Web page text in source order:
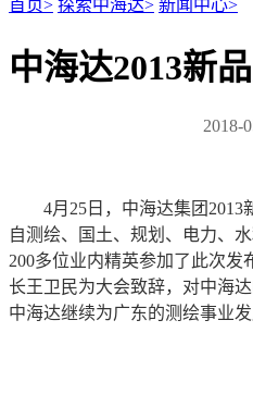
首页> 探索中海达> 新闻中心>
中海达2013新
2018-
4月25日，中海达集团2013
自测绘、国土、规划、电力、
200多位业内精英参加了此次
长王卫民为大会致辞，对中海
中海达继续为广东的测绘事业发